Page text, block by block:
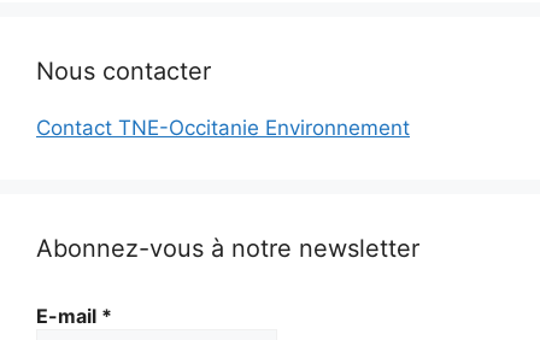
Nous contacter
Contact TNE-Occitanie Environnement
Abonnez-vous à notre newsletter
E-mail *